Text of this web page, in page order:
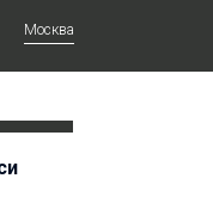
Москва